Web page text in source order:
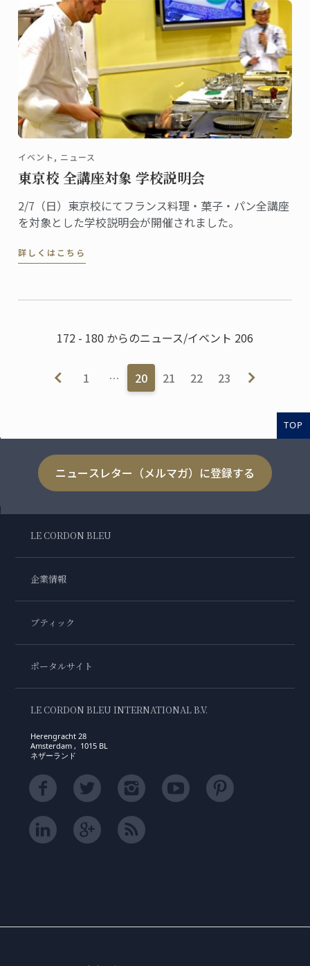
イベント, ニュース
東京校 全講座対象 学校説明会
2/7（日）東京校にてフランス料理・菓子・パン全講座
を対象とした学校説明会が開催されました。
詳しくはこちら
172 - 180 からのニュース/イベント 206
1 … 20 21 22 23
TOP
ニュースレター（メルマガ）に登録する
LE CORDON BLEU
企業情報
ブティック
ポータルサイト
LE CORDON BLEU INTERNATIONAL B.V.
Herengracht 28
Amsterdam , 1015 BL
ネザーランド